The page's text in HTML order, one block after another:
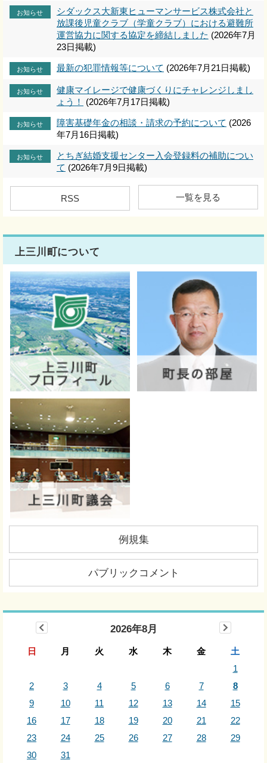
RSS 一覧を見る
お知らせ
シダックス大新東ヒューマンサービス株式会社と
放課後児童クラブ（学童クラブ）における避難所
運営協力に関する協定を締結しました (2026年7月
23日掲載)
お知らせ 最新の犯罪情報等について (2026年7月21日掲載)
お知らせ
健康マイレージで健康づくりにチャレンジしまし
ょう！
(2026年7月17日掲載)
お知らせ 障害基礎年金の相談・請求の予約について (2026
年7月16日掲載)
お知らせ
とちぎ結婚支援センター入会登録料の補助につい
て (2026年7月9日掲載)
上三川町について
例規集
パブリックコメント
2026年8月
日 月 火 水 木 金
土
1
2
3 4 5 6 7
8
9
10 11 12 13 14
15
16
17 18 19 20 21
22
23
24 25 26 27 28
29
30
31